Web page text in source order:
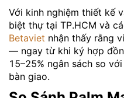
Với kinh nghiệm thiết kế
biệt thự tại TP.HCM và
Betaviet nhận thấy rằng
— ngay từ khi ký hợp
15–25% ngân sách so
bàn giao.